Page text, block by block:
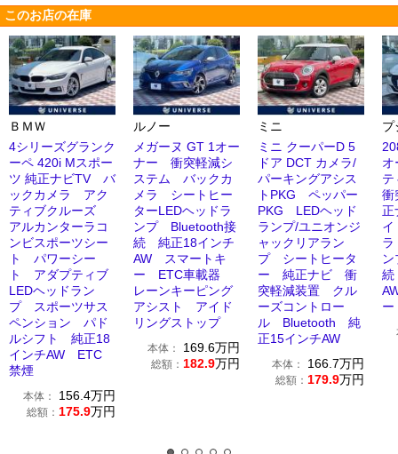
このお店の在庫
ＢＭＷ
4シリーズグランク
ーペ 420i Mスポー
ツ 純正ナビTV バ
ックカメラ アク
ティブクルーズ
アルカンターラコ
ンビスポーツシー
ト パワーシー
ト アダプティブ
LEDヘッドラン
プ スポーツサス
ペンション パド
ルシフト 純正18
インチAW ETC
禁煙
本体： 156.4万円
総額： 175.9万円
ルノー
メガーヌ GT 1オー
ナー 衝突軽減シ
ステム バックカ
メラ シートヒー
ターLEDヘッドラ
ンプ Bluetooth接
続 純正18インチ
AW スマートキ
ー ETC車載器
レーンキーピング
アシスト アイド
リングストップ
本体： 169.6万円
総額： 182.9万円
ミニ
ミニ クーパーD 5
ドア DCT カメラ/
パーキングアシス
トPKG ペッパー
PKG LEDヘッド
ランプ/ユニオンジ
ャックリアラン
プ シートヒータ
ー 純正ナビ 衝
突軽減装置 クル
ーズコントロー
ル Bluetooth 純
正15インチAW
本体： 166.7万円
総額： 179.9万円
プ
衝
正